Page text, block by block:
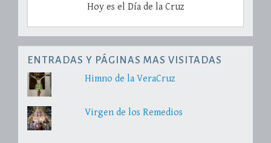
Hoy es el Día de la Cruz
ENTRADAS Y PÁGINAS MAS VISITADAS
Himno de la VeraCruz
Virgen de los Remedios